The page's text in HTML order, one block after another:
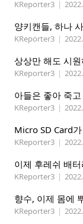
KReporter3 |
양키캔들, 하나
KReporter3 |
상상만 해도 시
KReporter3 |
아들은 좋아 죽
KReporter3 |
Micro SD Card
KReporter3 |
이제 후레쉬 배
KReporter3 |
향수, 이제 몸에
KReporter3 |